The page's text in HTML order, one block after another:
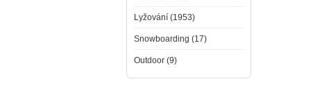
Lyžování (1953)
Snowboarding (17)
Outdoor (9)